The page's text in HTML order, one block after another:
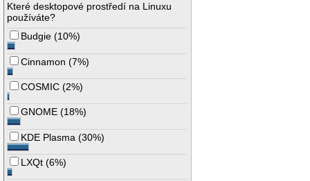
Které desktopové prostředí na Linuxu
používáte?
Budgie (10%)
Cinnamon (7%)
COSMIC (2%)
GNOME (18%)
KDE Plasma (30%)
LXQt (6%)